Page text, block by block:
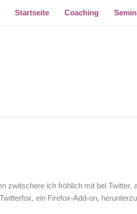
Startseite Coaching
zwitschere ich fröhlich mit bei
ein Firefox-Add-on,